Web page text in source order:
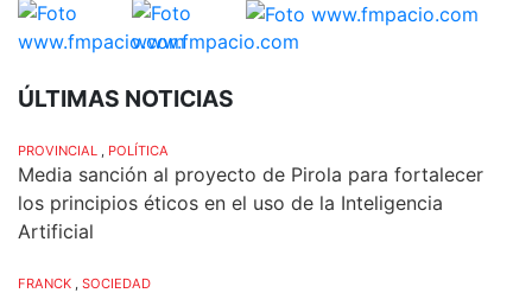
ÚLTIMAS NOTICIAS
PROVINCIAL , POLÍTICA
Media sanción al proyecto de Pirola para fortalecer
los principios éticos en el uso de la Inteligencia
Artificial
FRANCK , SOCIEDAD